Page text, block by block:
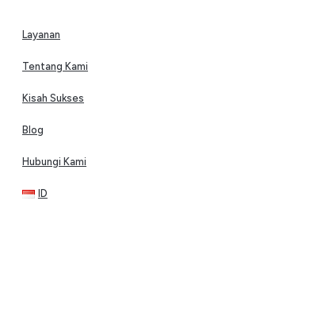
Layanan
Tentang Kami
Kisah Sukses
Blog
Hubungi Kami
ID